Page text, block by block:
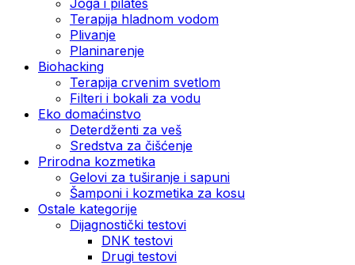
Terapija hladnom vodom
Plivanje
Planinarenje
Biohacking
Terapija crvenim svetlom
Filteri i bokali za vodu
Eko domaćinstvo
Deterdženti za veš
Sredstva za čišćenje
Prirodna kozmetika
Gelovi za tuširanje i sapuni
Šamponi i kozmetika za kosu
Ostale kategorije
Dijagnostički testovi
DNK testovi
Drugi testovi